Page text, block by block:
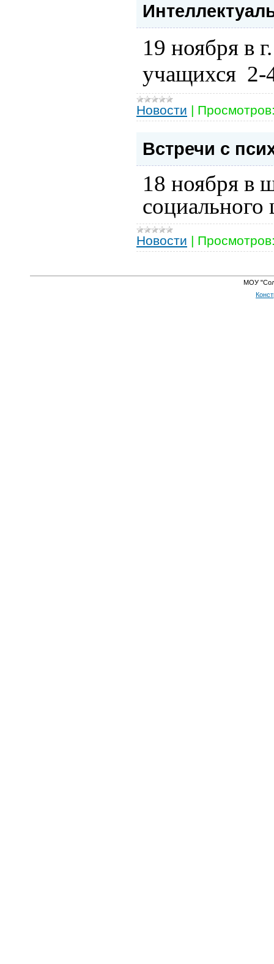
19 ноября в
учащихся 2-
Новости |
Встречи с
18 ноября в
социального
Новости |
МОУ